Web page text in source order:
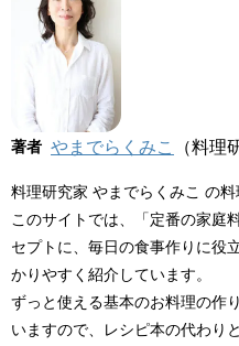
著者 やまでらくみこ （料理
料理研究家 やまでらくみこ の料
このサイトでは、「定番の家庭
セプトに、毎日の食事作りに役
かりやすく紹介しています。
ずっと使える基本のお料理の作
いますので、レシピ本の代わり